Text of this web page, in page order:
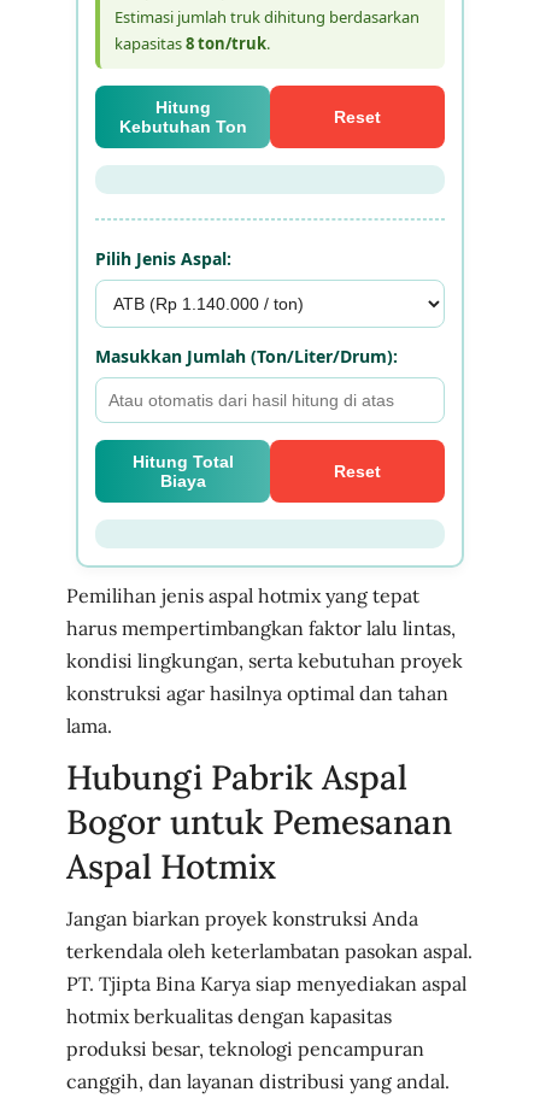
Pemilihan jenis aspal hotmix yang tepat
harus mempertimbangkan faktor lalu lintas,
kondisi lingkungan, serta kebutuhan proyek
konstruksi agar hasilnya optimal dan tahan
lama.
Hubungi Pabrik Aspal
Bogor untuk Pemesanan
Aspal Hotmix
Jangan biarkan proyek konstruksi Anda
terkendala oleh keterlambatan pasokan aspal.
PT. Tjipta Bina Karya siap menyediakan aspal
hotmix berkualitas dengan kapasitas
produksi besar, teknologi pencampuran
canggih, dan layanan distribusi yang andal.